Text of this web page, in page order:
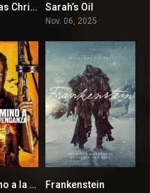
0A Very Jonas Christmas Movie Sarah’s Oil
Nov. 06, 2025
6.9Sisu: Camino a la venganza Frankenstein